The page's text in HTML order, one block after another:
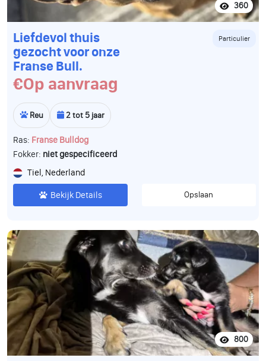
360
Liefdevol thuis
gezocht voor onze
Franse Bull.
Particulier
€Op aanvraag
Reu 2 tot 5 jaar
Ras: Franse Bulldog
Fokker: niet gespecificeerd
Tiel, Nederland
Bekijk Details Opslaan
800